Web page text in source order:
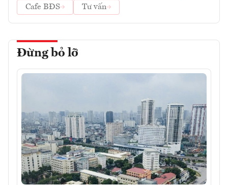
Cafe BĐS
Tư vấn
Đừng bỏ lỡ